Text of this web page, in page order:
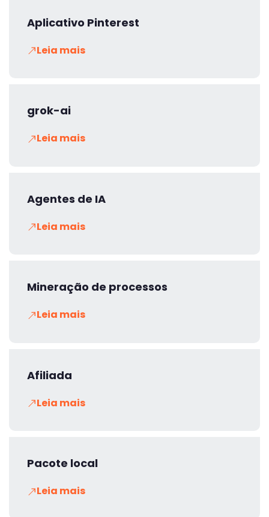
Aplicativo Pinterest
Leia mais
grok-ai
Leia mais
Agentes de IA
Leia mais
Mineração de processos
Leia mais
Afiliada
Leia mais
Pacote local
Leia mais